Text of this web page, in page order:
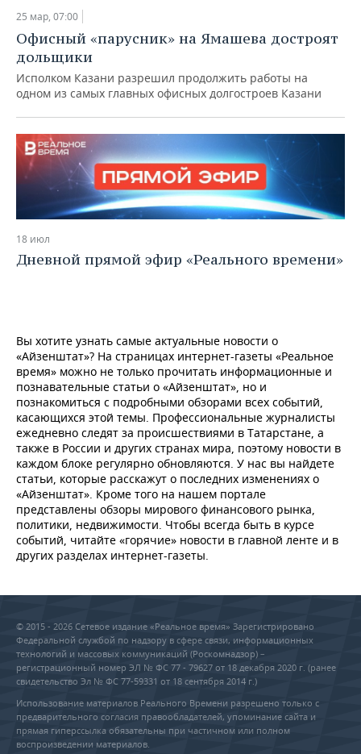
25 мар, 07:00
Офисный «парусник» на Ямашева достроят
дольщики
Исполком Казани разрешил продолжить работы на
одном из самых главных офисных долгостроев Казани
18 июл
Дневной прямой эфир «Реального времени»
Вы хотите узнать самые актуальные новости о
«Айзенштат»? На страницах интернет-газеты «Реальное
время» можно не только прочитать информационные и
познавательные статьи о «Айзенштат», но и
познакомиться с подробными обзорами всех событий,
касающихся этой темы. Профессиональные журналисты
ежедневно следят за происшествиями в Татарстане, а
также в России и других странах мира, поэтому новости в
каждом блоке регулярно обновляются. У нас вы найдете
статьи, которые расскажут о последних изменениях о
«Айзенштат». Кроме того на нашем портале
представлены обзоры мирового финансового рынка,
политики, недвижимости. Чтобы всегда быть в курсе
событий, читайте «горячие» новости в главной ленте и в
других разделах интернет-газеты.
© 2015 - 2026 Сетевое издание «Реальное время» Зарегистрировано
Федеральной службой по надзору в сфере связи, информационных
технологий и массовых коммуникаций (Роскомнадзор) –
регистрационный номер ЭЛ № ФС 77 - 79627 от 18 декабря 2020 г. (ранее
свидетельство Эл № ФС 77-59331 от 18 сентября 2014 г.)
Использование материалов Реального Времени разрешено только с
предварительного согласия правообладателей, упоминание сайта и
прямая гиперссылка обязательны при частичном или полном
воспроизведении материалов.